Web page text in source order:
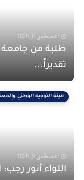
أغسطس 6, 2026
طلبة من جامعة
تقديراً...
هيئة التوجيه الوطني
أغسطس 5, 2026
اللواء أنور